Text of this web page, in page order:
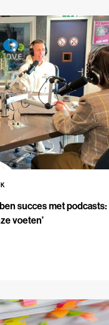
succes met podcasts:
voeten’